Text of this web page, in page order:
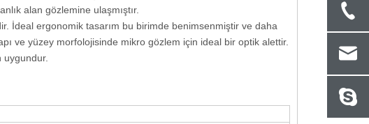
alan gözlemine ulaşmıştır.
İdeal ergonomik tasarım bu birimde benimsenmiştir ve daha
ve yüzey morfolojisinde mikro gözlem için ideal bir optik alettir.
uygundur.